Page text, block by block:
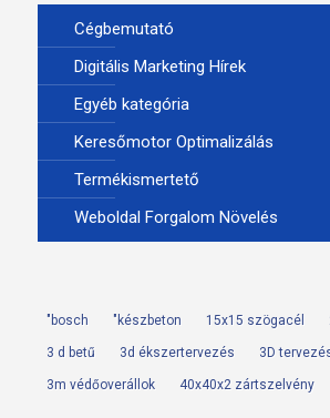
Cégbemutató
Digitális Marketing Hírek
Egyéb kategória
Keresőmotor Optimalizálás
Termékismertető
Weboldal Forgalom Növelés
"bosch "készbeton 15x15 szögacél
3 d betű 3d ékszertervezés 3D
3m védőoverállok 40x40x2 zártszelvény